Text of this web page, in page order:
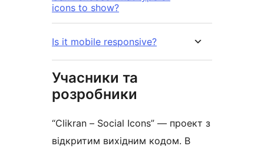
icons to show?
Is it mobile responsive?
Учасники та
розробники
“Clikran – Social Icons” — проект з
відкритим вихідним кодом. В